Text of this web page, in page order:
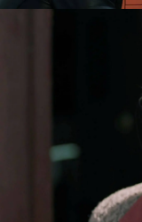
Cemre, llega al
interesarse por
que le ha
Tomris le está
logrará
culpable de lo
de Rüya.
Ömer
realidad, él se
al no poder
Cemre tiene la
salir adelante.